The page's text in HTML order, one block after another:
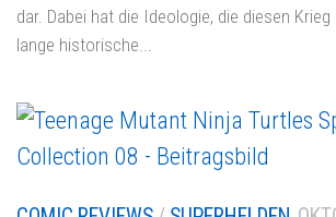
dar. Dabei hat die Ideologie, die diesen
lange historische...